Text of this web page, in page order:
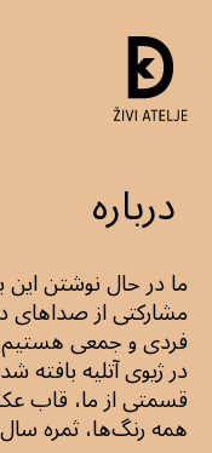
درباره
ما در حال نوشتن این
مشارکتی از صداهای
فردی و جمعی هستیم
در ژیوی آتلیه بافته
قسمتی از ما، قاب
همه رنگ‌ها، ثمره